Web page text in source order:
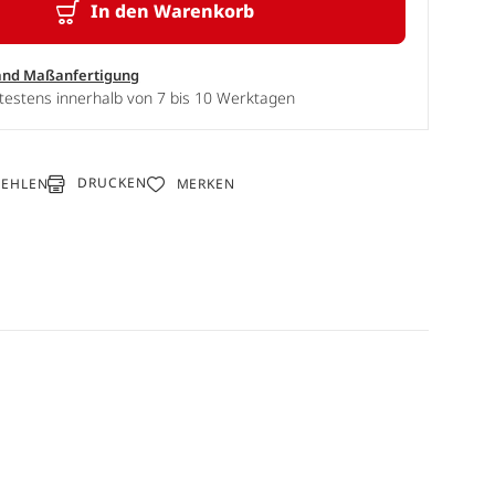
In den Warenkorb
Maßanfertigung
innerhalb von 7 bis 10 Werktagen
DRUCKEN MERKEN